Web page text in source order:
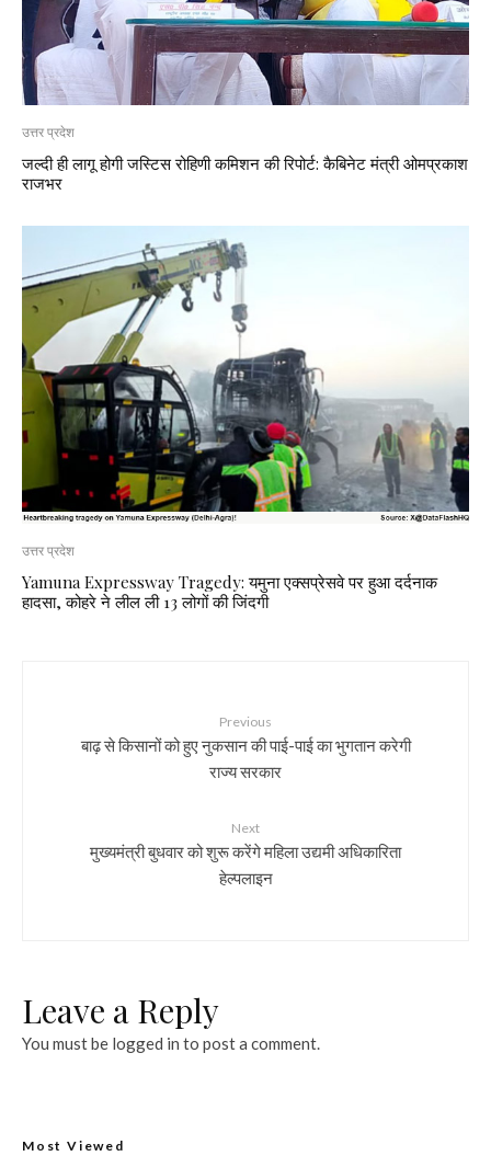
उत्तर प्रदेश
जल्दी ही लागू होगी जस्टिस रोहिणी कमिशन की रिपोर्ट: कैबिनेट मंत्री ओमप्रकाश
राजभर
उत्तर प्रदेश
Yamuna Expressway Tragedy: यमुना एक्सप्रेसवे पर हुआ दर्दनाक
हादसा, कोहरे ने लील ली 13 लोगों की जिंदगी
Previous
बाढ़ से किसानों को हुए नुकसान की पाई-पाई का भुगतान करेगी
राज्य सरकार
Next
मुख्यमंत्री बुधवार को शुरू करेंगे महिला उद्यमी अधिकारिता
हेल्पलाइन
Leave a Reply
You must be logged in to post a comment.
Most Viewed